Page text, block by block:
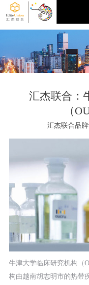
汇杰联合：
（
汇杰联合品
牛津大学临床研究机构（
构由越南胡志明市的热带